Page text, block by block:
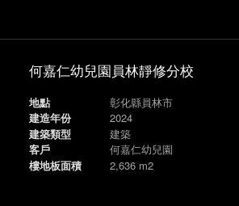
何嘉仁幼兒園員林靜修分校
地點
彰化縣員林市
建造年份
2024
建築類型
建築
客戶
何嘉仁幼兒園
樓地板面積
2,636 m2